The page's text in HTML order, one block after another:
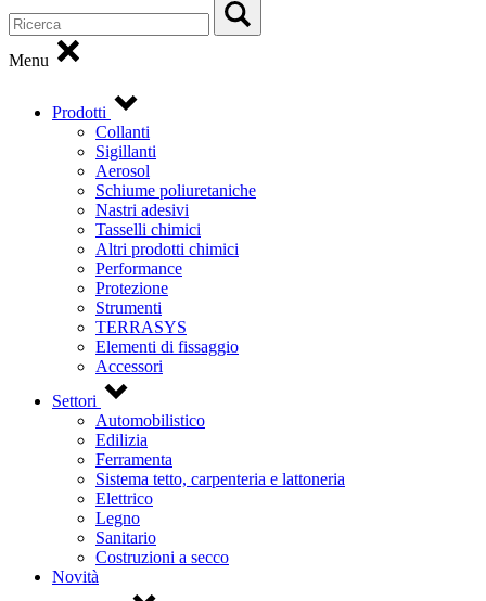
Menu
Prodotti
Collanti
Sigillanti
Aerosol
Schiume poliuretaniche
Nastri adesivi
Tasselli chimici
Altri prodotti chimici
Performance
Protezione
Strumenti
TERRASYS
Elementi di fissaggio
Accessori
Settori
Automobilistico
Edilizia
Ferramenta
Sistema tetto, carpenteria e lattoneria
Elettrico
Legno
Sanitario
Costruzioni a secco
Novità